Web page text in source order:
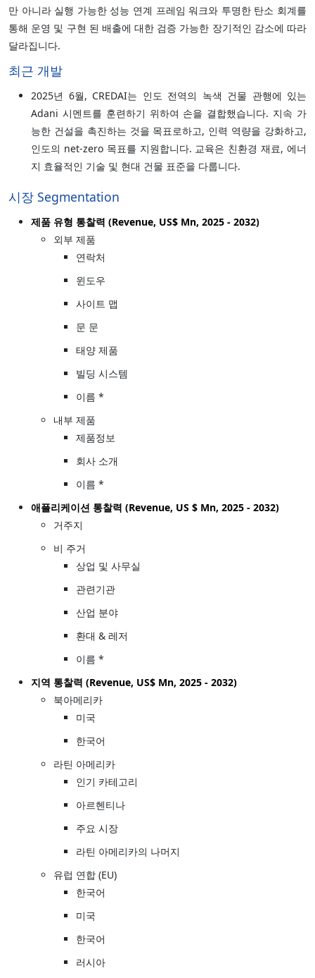
만 아니라 실행 가능한 성능 연계 프레임 워크와 투명한 탄소 회계를
통해 운영 및 구현 된 배출에 대한 검증 가능한 장기적인 감소에 따라
달라집니다.
최근 개발
2025년 6월, CREDAI는 인도 전역의 녹색 건물 관행에 있는
Adani 시멘트를 훈련하기 위하여 손을 결합했습니다. 지속 가
능한 건설을 촉진하는 것을 목표로하고, 인력 역량을 강화하고,
인도의 net-zero 목표를 지원합니다. 교육은 친환경 재료, 에너
지 효율적인 기술 및 현대 건물 표준을 다룹니다.
시장 Segmentation
제품 유형 통찰력 (Revenue, US$ Mn, 2025 - 2032)
외부 제품
연락처
윈도우
사이트 맵
문 문
태양 제품
빌딩 시스템
이름 *
내부 제품
제품정보
회사 소개
이름 *
애플리케이션 통찰력 (Revenue, US $ Mn, 2025 - 2032)
거주지
비 주거
상업 및 사무실
관련기관
산업 분야
환대 & 레저
이름 *
지역 통찰력 (Revenue, US$ Mn, 2025 - 2032)
북아메리카
미국
한국어
라틴 아메리카
인기 카테고리
아르헨티나
주요 시장
라틴 아메리카의 나머지
유럽 연합 (EU)
한국어
미국
한국어
러시아